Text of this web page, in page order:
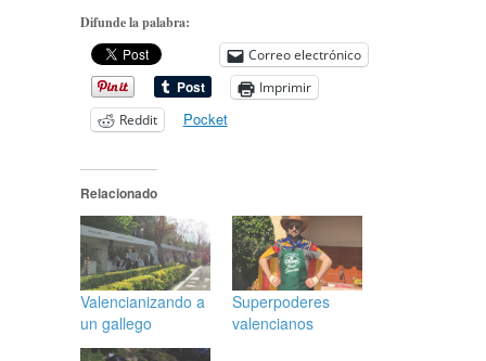
Difunde la palabra:
Correo electrónico
Imprimir
Reddit
Pocket
Relacionado
Valencianizando a
un gallego
Superpoderes
valencianos